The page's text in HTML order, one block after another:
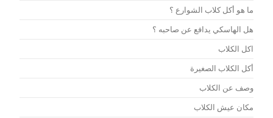
ما هو أكل كلاب الشوارع ؟
هل الهاسكي يدافع عن صاحبه ؟
اكل الكلاب
أكل الكلاب الصغيرة
وصف عن الكلاب
مكان عيش الكلاب